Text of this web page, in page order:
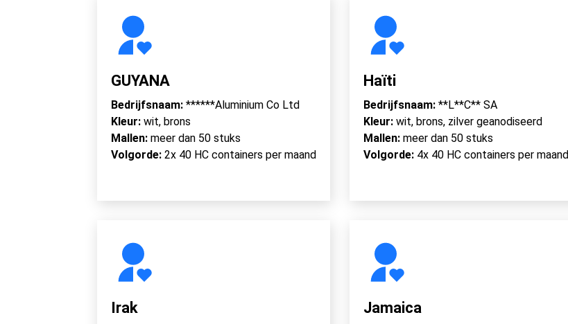
GUYANA
Bedrijfsnaam: ******Aluminium Co Ltd
Kleur: wit, brons
Mallen: meer dan 50 stuks
Volgorde: 2x 40 HC containers per maand
Haïti
Bedrijfsnaam: **L**C** SA
Kleur: wit, brons, zilver geanodiseerd
Mallen: meer dan 50 stuks
Volgorde: 4x 40 HC containers per maand
Irak Jamaica